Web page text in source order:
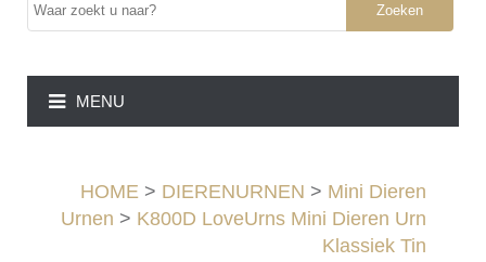
Zoeken
MENU
HOME > DIERENURNEN > Mini Dieren
Urnen > K800D LoveUrns Mini Dieren Urn
Klassiek Tin